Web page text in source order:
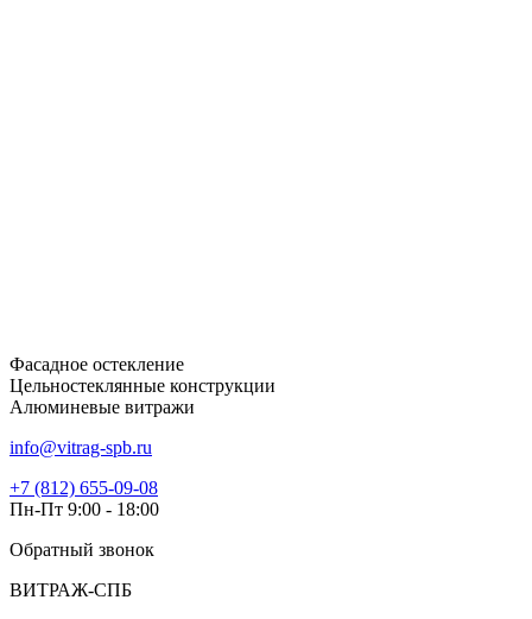
Фасадное остекление
Цельностеклянные конструкции
Алюминевые витражи
info@vitrag-spb.ru
+7 (812) 655-09-08
Пн-Пт 9:00 - 18:00
Обратный звонок
ВИТРАЖ-СПБ